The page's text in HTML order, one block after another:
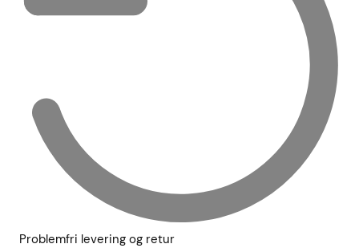
Problemfri levering og retur